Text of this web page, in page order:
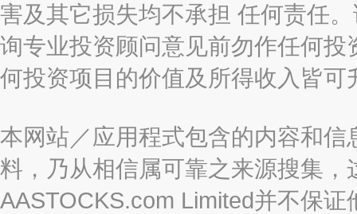
害及其它损失均不承担 任何责任
询专业投资顾问意见前勿作任何
何投资项目的价值及所得收入皆可
本网站／应用程式包含的内容和
料，乃从相信属可靠之来源搜集
AASTOCKS.com Limited并不保